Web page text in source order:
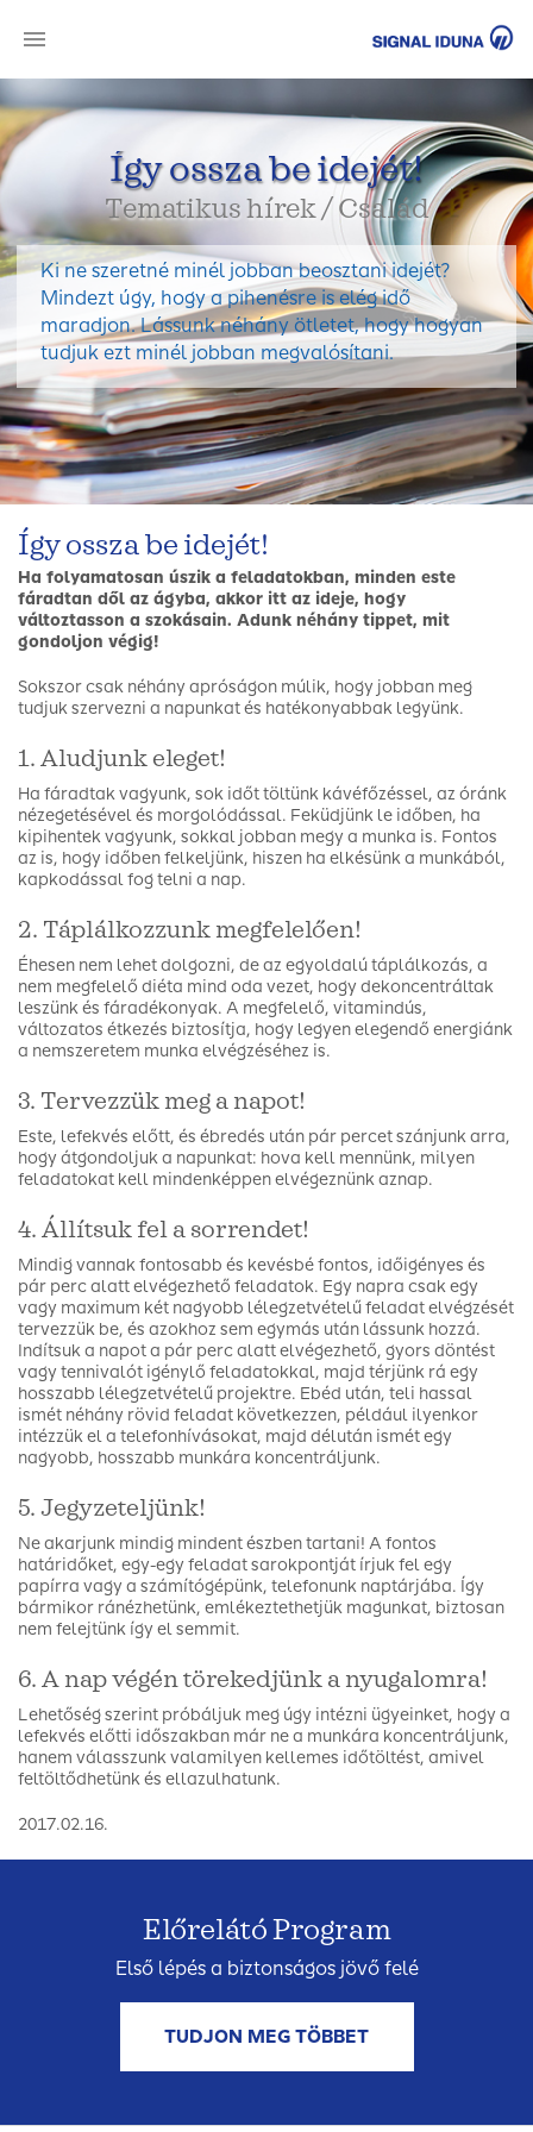
Így ossza be idejét!
Tematikus hírek / Család
Ki ne szeretné minél jobban beosztani idejét?
Mindezt úgy, hogy a pihenésre is elég idő
maradjon. Lássunk néhány ötletet, hogy hogyan
tudjuk ezt minél jobban megvalósítani.
Így ossza be idejét!
Ha folyamatosan úszik a feladatokban, minden este
fáradtan dől az ágyba, akkor itt az ideje, hogy
változtasson a szokásain. Adunk néhány tippet, mit
gondoljon végig!
Sokszor csak néhány apróságon múlik, hogy jobban meg
tudjuk szervezni a napunkat és hatékonyabbak legyünk.
1. Aludjunk eleget!
Ha fáradtak vagyunk, sok időt töltünk kávéfőzéssel, az óránk
nézegetésével és morgolódással. Feküdjünk le időben, ha
kipihentek vagyunk, sokkal jobban megy a munka is. Fontos
az is, hogy időben felkeljünk, hiszen ha elkésünk a munkából,
kapkodással fog telni a nap.
2. Táplálkozzunk megfelelően!
Éhesen nem lehet dolgozni, de az egyoldalú táplálkozás, a
nem megfelelő diéta mind oda vezet, hogy dekoncentráltak
leszünk és fáradékonyak. A megfelelő, vitamindús,
változatos étkezés biztosítja, hogy legyen elegendő energiánk
a nemszeretem munka elvégzéséhez is.
3. Tervezzük meg a napot!
Este, lefekvés előtt, és ébredés után pár percet szánjunk arra,
hogy átgondoljuk a napunkat: hova kell mennünk, milyen
feladatokat kell mindenképpen elvégeznünk aznap.
4. Állítsuk fel a sorrendet!
Mindig vannak fontosabb és kevésbé fontos, időigényes és
pár perc alatt elvégezhető feladatok. Egy napra csak egy
vagy maximum két nagyobb lélegzetvételű feladat elvégzését
tervezzük be, és azokhoz sem egymás után lássunk hozzá.
Indítsuk a napot a pár perc alatt elvégezhető, gyors döntést
vagy tennivalót igénylő feladatokkal, majd térjünk rá egy
hosszabb lélegzetvételű projektre. Ebéd után, teli hassal
ismét néhány rövid feladat következzen, például ilyenkor
intézzük el a telefonhívásokat, majd délután ismét egy
nagyobb, hosszabb munkára koncentráljunk.
5. Jegyzeteljünk!
Ne akarjunk mindig mindent észben tartani! A fontos
határidőket, egy-egy feladat sarokpontját írjuk fel egy
papírra vagy a számítógépünk, telefonunk naptárjába. Így
bármikor ránézhetünk, emlékeztethetjük magunkat, biztosan
nem felejtünk így el semmit.
6. A nap végén törekedjünk a nyugalomra!
Lehetőség szerint próbáljuk meg úgy intézni ügyeinket, hogy a
lefekvés előtti időszakban már ne a munkára koncentráljunk,
hanem válasszunk valamilyen kellemes időtöltést, amivel
feltöltődhetünk és ellazulhatunk.
2017.02.16.
Előrelátó Program
Első lépés a biztonságos jövő felé
TUDJON MEG TÖBBET